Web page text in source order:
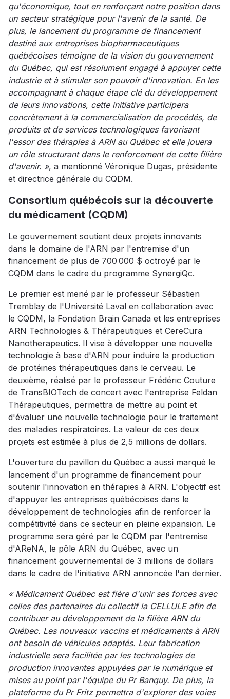
qu'économique, tout en renforçant notre position dans
un secteur stratégique pour l'avenir de la santé. De
plus, le lancement du programme de financement
destiné aux entreprises biopharmaceutiques
québécoises témoigne de la vision du gouvernement
du Québec, qui est résolument engagé à appuyer cette
industrie et à stimuler son pouvoir d'innovation. En les
accompagnant à chaque étape clé du développement
de leurs innovations, cette initiative participera
concrètement à la commercialisation de procédés, de
produits et de services technologiques favorisant
l'essor des thérapies à ARN au Québec et elle jouera
un rôle structurant dans le renforcement de cette filière
d'avenir. », a mentionné Véronique Dugas, présidente
et directrice générale du CQDM.
Consortium québécois sur la découverte
du médicament (CQDM)
Le gouvernement soutient deux projets innovants
dans le domaine de l'ARN par l'entremise d'un
financement de plus de 700 000 $ octroyé par le
CQDM dans le cadre du programme SynergiQc.
Le premier est mené par le professeur Sébastien
Tremblay de l'Université Laval en collaboration avec
le CQDM, la Fondation Brain Canada et les entreprises
ARN Technologies & Thérapeutiques et CereCura
Nanotherapeutics. Il vise à développer une nouvelle
technologie à base d'ARN pour induire la production
de protéines thérapeutiques dans le cerveau. Le
deuxième, réalisé par le professeur Frédéric Couture
de TransBIOTech de concert avec l'entreprise Feldan
Thérapeutiques, permettra de mettre au point et
d'évaluer une nouvelle technologie pour le traitement
des maladies respiratoires. La valeur de ces deux
projets est estimée à plus de 2,5 millions de dollars.
L'ouverture du pavillon du Québec a aussi marqué le
lancement d'un programme de financement pour
soutenir l'innovation en thérapies à ARN. L'objectif est
d'appuyer les entreprises québécoises dans le
développement de technologies afin de renforcer la
compétitivité dans ce secteur en pleine expansion. Le
programme sera géré par le CQDM par l'entremise
d'AReNA, le pôle ARN du Québec, avec un
financement gouvernemental de 3 millions de dollars
dans le cadre de l'initiative ARN annoncée l'an dernier.
« Médicament Québec est fière d'unir ses forces avec
celles des partenaires du collectif la CELLULE afin de
contribuer au développement de la filière ARN du
Québec. Les nouveaux vaccins et médicaments à ARN
ont besoin de véhicules adaptés. Leur fabrication
industrielle sera facilitée par les technologies de
production innovantes appuyées par le numérique et
mises au point par l'équipe du Pr Banquy. De plus, la
plateforme du Pr Fritz permettra d'explorer des voies